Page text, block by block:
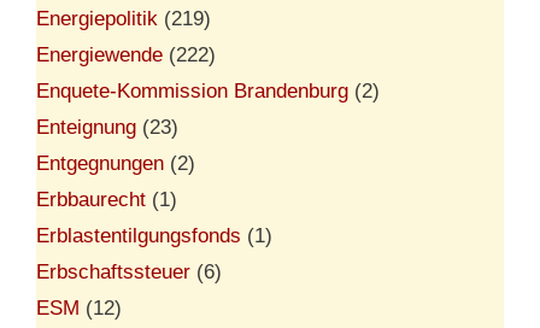
Energiepolitik (219)
Energiewende (222)
Enquete-Kommission Brandenburg (2)
Enteignung (23)
Entgegnungen (2)
Erbbaurecht (1)
Erblastentilgungsfonds (1)
Erbschaftssteuer (6)
ESM (12)